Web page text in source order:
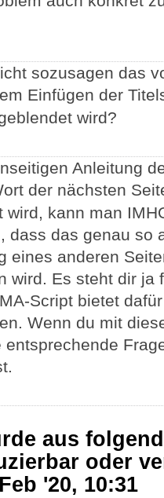
sozusagen das
Einfügen der
wird?
Anleitung
der nächsten
wird, kann man
dass das genau so
eines anderen
wird. Es steht dir
Script bietet
Wenn du mit
entsprechende
aus
oder
'20, 10:31